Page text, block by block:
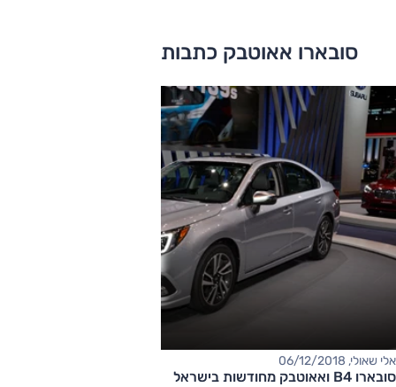
סובארו אאוטבק כתבות ומבחני דרכים
אלי שאולי, 06/12/2018
​סובארו B4 ואאוטבק מחודשות בישראל